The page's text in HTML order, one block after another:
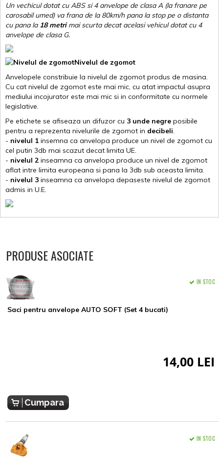
Un vechicul dotat cu ABS si 4 anvelope de clasa A (la franare pe
carosabil umed) va frana de la 80km/h pana la stop pe o distanta
cu pana la 18 metrimai scurta decat acelasi vehicul dotat cu 4
anvelope de clasa G.
Nivelul de zgomot
Anvelopele constribuie la nivelul de zgomot produs de masina.
Cu cat nivelul de zgomot este mai mic, cu atat impactul asupra
mediului incojurator este mai mic si in conformitate cu normele
legislative.
Pe etichete se afiseaza un difuzor cu 3 unde negre posibile
pentru a reprezenta nivelurile de zgomot in decibeli.
- nivelul 1 insemna ca anvelopa produce un nivel de zgomot cu
cel putin 3db mai scazut decat limita UE.
- nivelul 2 inseamna ca anvelopa produce un nivel de zgomot
aflat intre limita europeana si pana la 3db sub aceasta limita.
- nivelul 3 inseamna ca anvelopa depaseste nivelul de zgomot
admis in U.E.
PRODUSE ASOCIATE
Saci pentru anvelope AUTO SOFT (Set 4 bucati)
IN STOC
14,00 LEI
Cumpara
IN STOC